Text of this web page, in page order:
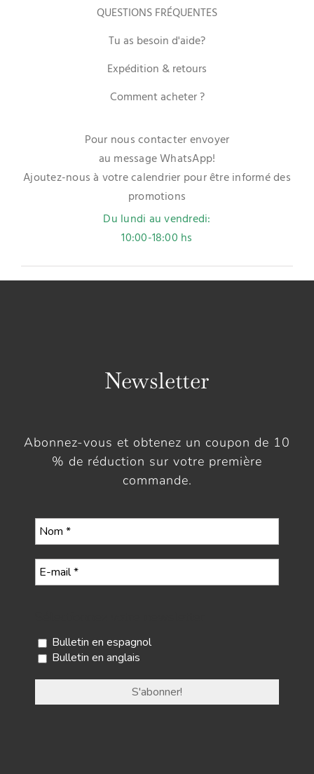
QUESTIONS FRÉQUENTES
Tu as besoin d'aide?
Expédition & retours
Comment acheter ?
Pour nous contacter envoyer
au message WhatsApp!
Ajoutez-nous à votre calendrier pour être informé des
promotions
Du lundi au vendredi:
10:00-18:00 hs
Newsletter
Abonnez-vous et obtenez un coupon de 10
% de réduction sur votre première
commande.
Bulletin en espagnol
Bulletin en anglais